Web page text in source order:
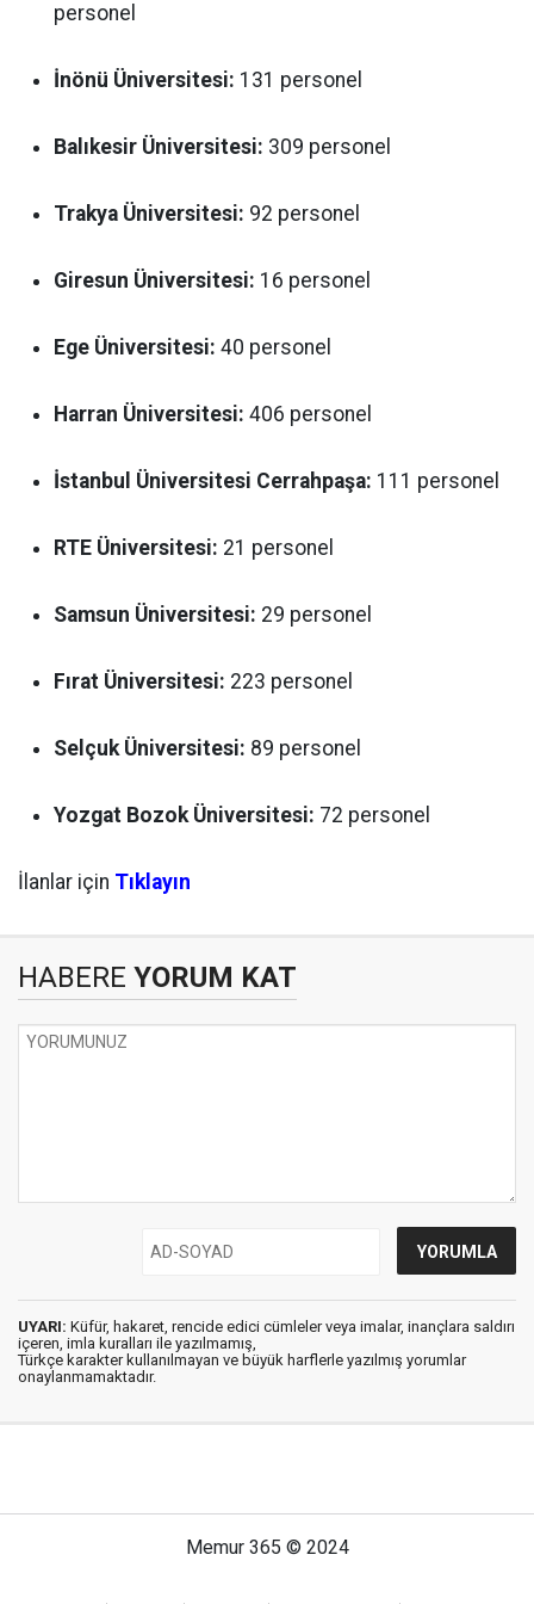
personel
İnönü Üniversitesi: 131 personel
Balıkesir Üniversitesi: 309 personel
Trakya Üniversitesi: 92 personel
Giresun Üniversitesi: 16 personel
Ege Üniversitesi: 40 personel
Harran Üniversitesi: 406 personel
İstanbul Üniversitesi Cerrahpaşa: 111 personel
RTE Üniversitesi: 21 personel
Samsun Üniversitesi: 29 personel
Fırat Üniversitesi: 223 personel
Selçuk Üniversitesi: 89 personel
Yozgat Bozok Üniversitesi: 72 personel
İlanlar için Tıklayın
HABERE YORUM KAT
UYARI: Küfür, hakaret, rencide edici cümleler veya imalar, inançlara saldırı
içeren, imla kuralları ile yazılmamış,
Türkçe karakter kullanılmayan ve büyük harflerle yazılmış yorumlar
onaylanmamaktadır.
Memur 365 © 2024